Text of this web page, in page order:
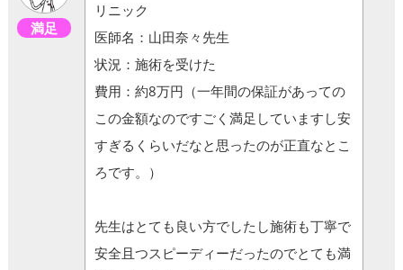
満足
リニック
医師名：山田奈々先生
状況：施術を受けた
費用：約8万円（一年間の保証があっての
この金額なのですごく満足していますし安
すぎるくらいだなと思ったのが正直なとこ
ろです。）
先生はとても良い方でしたし施術も丁寧で
安全且つスピーディーだったのでとても満